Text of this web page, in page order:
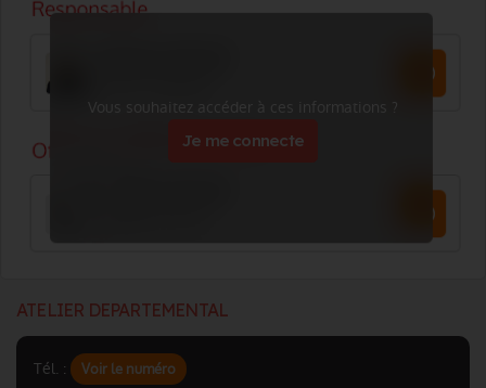
Vous souhaitez accéder à ces informations ?
Je me connecte
ATELIER DEPARTEMENTAL
Tél. : Voir le numéro